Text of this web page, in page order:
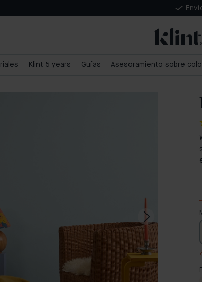
Klint 5 years Guías Asesoramiento sobre